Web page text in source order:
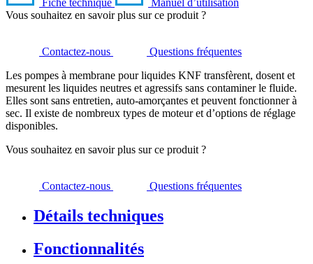
Vous souhaitez en savoir plus sur ce produit ?
Contactez-nous
Questions fréquentes
Les pompes à membrane pour liquides KNF transfèrent, dosent et
mesurent les liquides neutres et agressifs sans contaminer le fluide.
Elles sont sans entretien, auto-amorçantes et peuvent fonctionner à
sec. Il existe de nombreux types de moteur et d’options de réglage
disponibles.
Vous souhaitez en savoir plus sur ce produit ?
Contactez-nous Questions fréquentes
Détails techniques
Fonctionnalités